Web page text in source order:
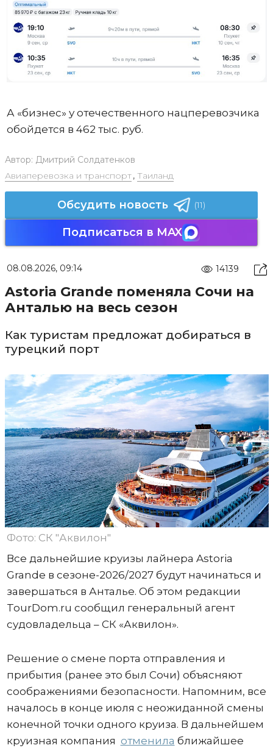
А «бизнес» у отечественного нацперевозчика
обойдется в 462 тыс. руб.
Автор: Дмитрий Солдатенков
Авиаперевозка и транспорт, Таиланд
Обсудить новость (11)
Подписаться в MAX
08.08.2026, 09:14 14139
Astoria Grande поменяла Сочи на
Анталью на весь сезон
Как туристам предложат добираться в
турецкий порт
Фото: СК "Аквилон"
Все дальнейшие круизы лайнера Astoria
Grande в сезоне-2026/2027 будут начинаться и
завершаться в Анталье. Об этом редакции
TourDom.ru сообщил генеральный агент
судовладельца – СК «Аквилон».
Решение о смене порта отправления и
прибытия (ранее это был Сочи) объясняют
соображениями безопасности. Напомним, все
началось в конце июля с неожиданной смены
конечной точки одного круиза. В дальнейшем
круизная компания отменила ближайшее